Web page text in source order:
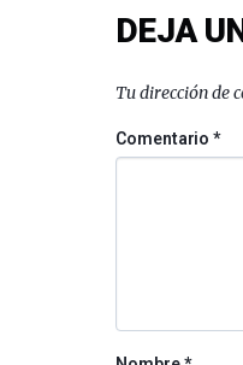
DEJA
Tu dirección de
Comentario*